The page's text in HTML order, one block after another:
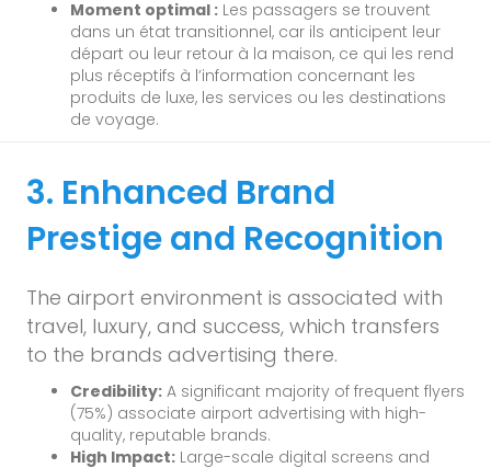
Moment optimal : Les passagers se trouvent
dans un état transitionnel, car ils anticipent leur
départ ou leur retour à la maison, ce qui les rend
plus réceptifs à l’information concernant les
produits de luxe, les services ou les destinations
de voyage.
3. Enhanced Brand
Prestige and Recognition
The airport environment is associated with
travel, luxury, and success, which transfers
to the brands advertising there.
Credibility: A significant majority of frequent flyers
(75%) associate airport advertising with high-
quality, reputable brands.
High Impact: Large-scale digital screens and